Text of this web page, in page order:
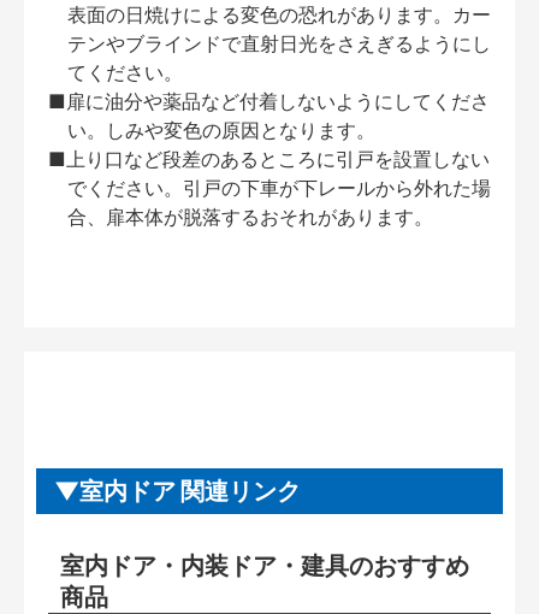
表面の日焼けによる変色の恐れがあります。カー
テンやブラインドで直射日光をさえぎるようにし
てください。
■扉に油分や薬品など付着しないようにしてくださ
い。しみや変色の原因となります。
■上り口など段差のあるところに引戸を設置しない
でください。引戸の下車が下レールから外れた場
合、扉本体が脱落するおそれがあります。
室内ドア 関連リンク
室内ドア・内装ドア・建具のおすすめ
商品